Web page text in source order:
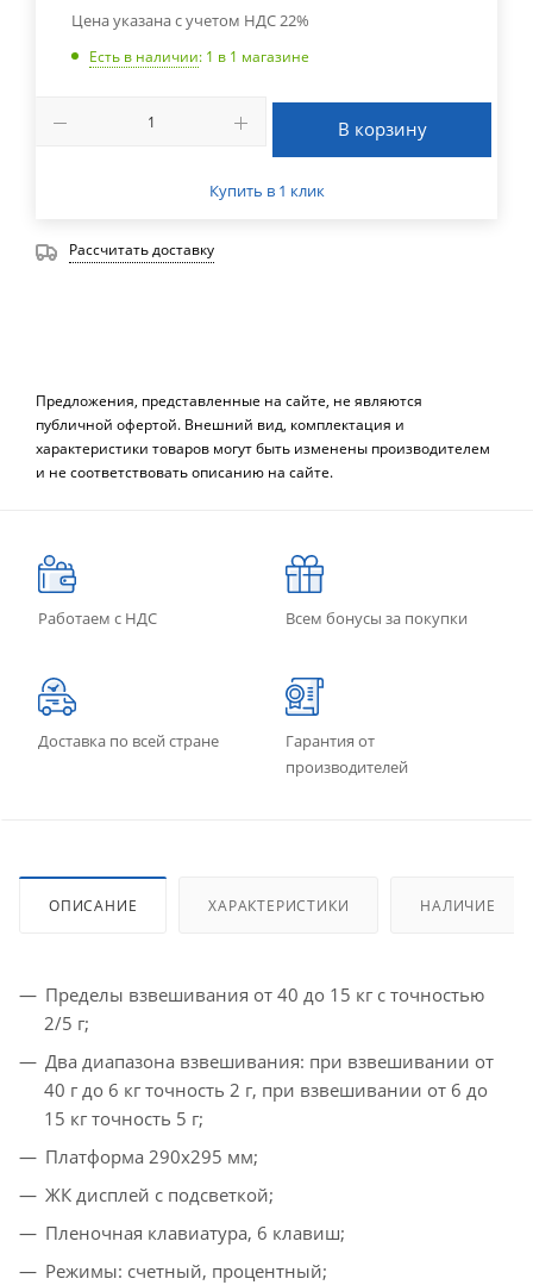
Цена указана с учетом НДС 22%
Есть в наличии: 1 в 1 магазине
В корзину
Купить в 1 клик
Рассчитать доставку
Предложения, представленные на сайте, не являются
публичной офертой. Внешний вид, комплектация и
характеристики товаров могут быть изменены производителем
и не соответствовать описанию на сайте.
Работаем с НДС Всем бонусы за покупки
Доставка по всей стране
Гарантия от
производителей
ОПИСАНИЕ ХАРАКТЕРИСТИКИ НАЛИЧИЕ
Пределы взвешивания от 40 до 15 кг с точностью
2/5 г;
Два диапазона взвешивания: при взвешивании от
40 г до 6 кг точность 2 г, при взвешивании от 6 до
15 кг точность 5 г;
Платформа 290х295 мм;
ЖК дисплей с подсветкой;
Пленочная клавиатура, 6 клавиш;
Режимы: счетный, процентный;